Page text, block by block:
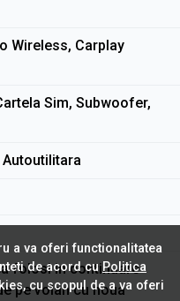
Wireless, Carplay
Sim, Subwoofer,
folosi in continuare
pe volan cu noua
a va oferi functionalitatea
de acord cuPolitica
cu scopul de a va oferi